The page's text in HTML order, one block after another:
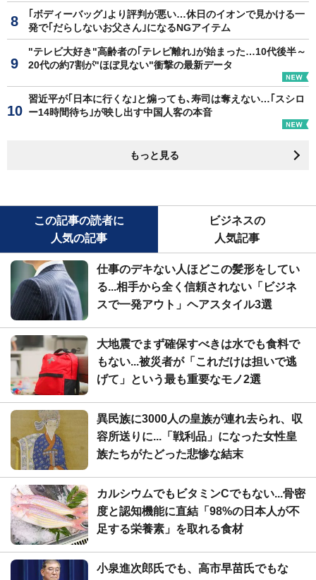
｢ボディーバッグ｣より評判が悪い…休日のイオンで見かける一
発で｢だらしないお父さん｣になるNGアイテム
"テレビ大好き"高齢者の｢テレビ離れ｣が始まった…10代後半～
20代の約7割が"ほぼ見ない"衝撃の最新データ
習近平が｢日本に行くな｣と煽っても､寿司は奪えない…｢スシロ
ー14時間待ち｣が映し出す中国人客の本音
もっと見る
この記事の読者に
人気の記事
ビジネスの
人気記事
仕事のデキない人ほどこの髪形をしてい
る...相手から全く信頼されない「ビジネ
スで一発アウト」ヘアスタイル3選
大地震でまず確保すべきは水でも食料で
もない...被災者が「これだけは担いで逃
げて」という最も重要なモノ2選
異民族に3000人の皇族が連れ去られ、収
容所送りに...「戦利品」になった女性皇
族たちがたどった悲惨な結末
カルシウムでもビタミンCでもない...骨密
度と認知機能に直結「98%の日本人が不
足する栄養素」を取れる食材
小泉進次郎氏でも、高市早苗氏でもな